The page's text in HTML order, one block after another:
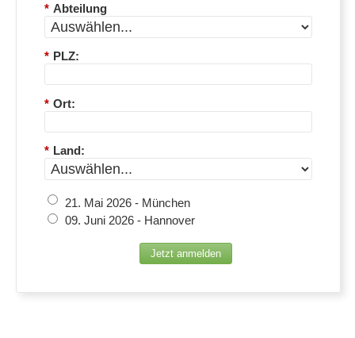
* Abteilung
* PLZ:
* Ort:
* Land:
21. Mai 2026 - München
09. Juni 2026 - Hannover
Jetzt anmelden